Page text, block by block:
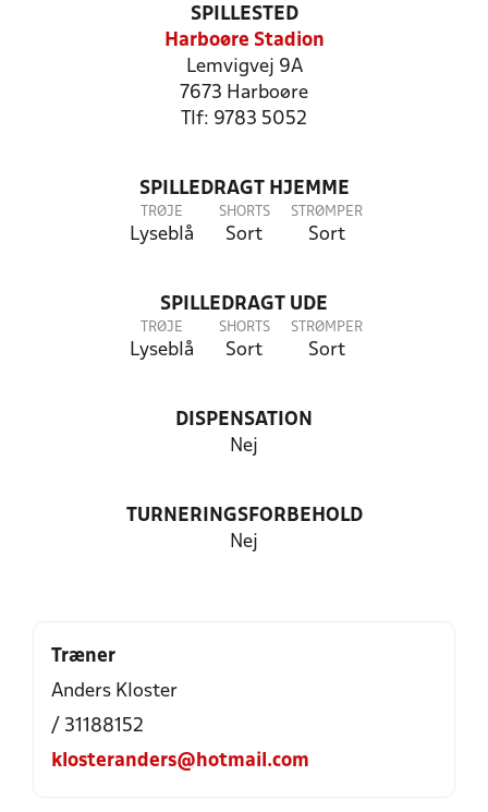
SPILLESTED
Harboøre Stadion
Lemvigvej 9A
7673 Harboøre
Tlf: 9783 5052
SPILLEDRAGT HJEMME
TRØJE
Lyseblå
SHORTS
Sort
STRØMPER
Sort
SPILLEDRAGT UDE
TRØJE
Lyseblå
SHORTS
Sort
STRØMPER
Sort
DISPENSATION
Nej
TURNERINGSFORBEHOLD
Nej
Træner
Anders Kloster
/ 31188152
klosteranders@hotmail.com